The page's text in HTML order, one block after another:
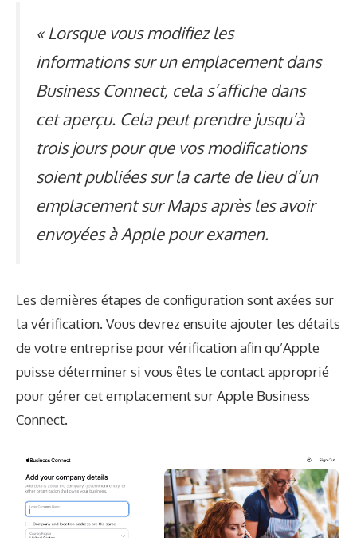
« Lorsque vous modifiez les
informations sur un emplacement dans
Business Connect, cela s’affiche dans
cet aperçu. Cela peut prendre jusqu’à
trois jours pour que vos modifications
soient publiées sur la carte de lieu d’un
emplacement sur Maps après les avoir
envoyées à Apple pour examen.
Les dernières étapes de configuration sont axées sur
la vérification. Vous devrez ensuite ajouter les détails
de votre entreprise pour vérification afin qu’Apple
puisse déterminer si vous êtes le contact approprié
pour gérer cet emplacement sur Apple Business
Connect.